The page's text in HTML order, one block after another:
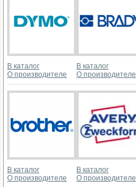
В каталог
О производителе
В каталог
О производителе
В каталог
О производителе
В каталог
О производителе